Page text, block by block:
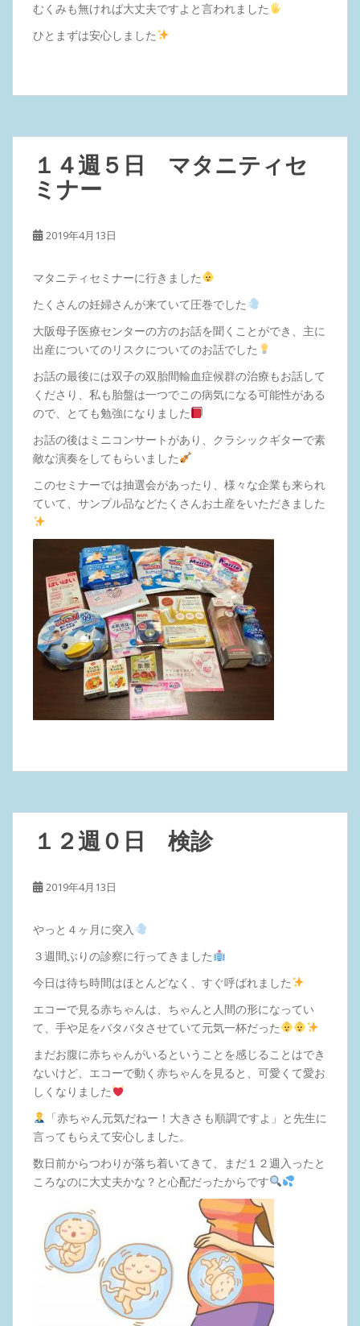
むくみも無ければ大丈夫ですよと言われました
ひとまずは安心しました
１４週５日 マタニティセ
ミナー
2019年4月13日
マタニティセミナーに行きました
たくさんの妊婦さんが来ていて圧巻でした
大阪母子医療センターの方のお話を聞くことができ、主に
出産についてのリスクについてのお話でした
お話の最後には双子の双胎間輸血症候群の治療もお話して
くださり、私も胎盤は一つでこの病気になる可能性がある
ので、とても勉強になりました
お話の後はミニコンサートがあり、クラシックギターで素
敵な演奏をしてもらいました
このセミナーでは抽選会があったり、様々な企業も来られ
ていて、サンプル品などたくさんお土産をいただきました
１２週０日 検診
2019年4月13日
やっと４ヶ月に突入
３週間ぶりの診察に行ってきました
今日は待ち時間はほとんどなく、すぐ呼ばれました
エコーで見る赤ちゃんは、ちゃんと人間の形になってい
て、手や足をバタバタさせていて元気一杯だった
まだお腹に赤ちゃんがいるということを感じることはでき
ないけど、エコーで動く赤ちゃんを見ると、可愛くて愛お
しくなりました
「赤ちゃん元気だねー！大きさも順調ですよ」と先生に
言ってもらえて安心しました。
数日前からつわりが落ち着いてきて、まだ１２週入ったと
ころなのに大丈夫かな？と心配だったからです